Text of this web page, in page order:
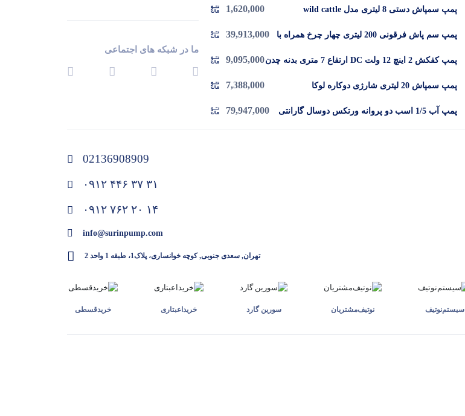
پمپ سمپاش دستی 8 لیتری مدل wild cattle 1,620,000
پمپ سم پاش فرقونی 200 لیتری چهار چرخ همراه با
39,913,000
پمپ کفکش 2 اینچ 12 ولت DC ارتفاع 7 متری بدنه چدن9,095,000
پمپ سمپاش 20 لیتری شارژی دوکاره لوکا 7,388,000
پمپ آب 1/5 اسب دو پروانه ورتکس دوسال گارانتی
79,947,000
ما در شبکه های اجتماعی
02136908909
۰۹۱۲ ۴۴۶ ۳۷ ۳۱
۰۹۱۲ ۷۶۲ ۲۰ ۱۴
info@surinpump.com
تهران, سعدی جنوبی, کوچه خوانساری، پلاک1، طبقه 1 واحد 2
سیستم‌نوتیف نوتیف‌مشتریان سورین گارد خرید‌اعبتاری خرید‌قسطی